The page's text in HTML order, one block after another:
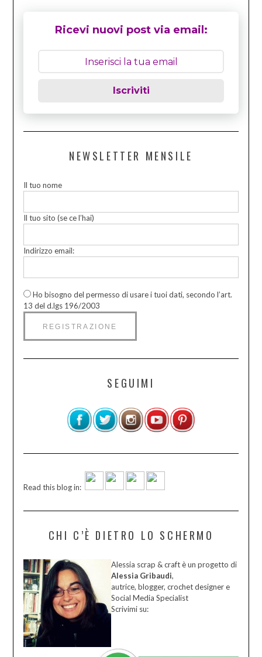
Ricevi nuovi post via email:
Iscriviti
NEWSLETTER MENSILE
Il tuo nome
Il tuo sito (se ce l’hai)
Indirizzo email:
Ho bisogno del permesso di usare i tuoi dati, secondo l’art.
13 del d.lgs 196/2003
SEGUIMI
Read this blog in:
CHI C’È DIETRO LO SCHERMO
Alessia scrap & craft è un progetto di
Alessia Gribaudi,
autrice, blogger, crochet designer e
Social Media Specialist
Scrivimi su: